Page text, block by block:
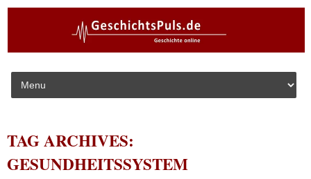
Skip to content
TAG ARCHIVES:
GESUNDHEITSSYSTEM